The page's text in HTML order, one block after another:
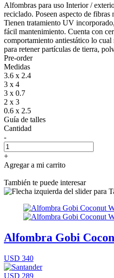
Alfombras para uso Interior /
reciclado. Poseen aspecto de fibras
Tienen tratamiento UV
fácil mantenimiento. Cuenta con
comportamiento antiestático lo cual
para retener partículas de tierra,
Pre-order
Medidas
3.6 x 2.4
3 x 4
3 x 0.7
2 x 3
0.6 x 2.5
Guía de talles
Cantidad
-
+
Agregar a mi carrito
También te puede interesar
Alfombra Gobi
USD 340
USD 289